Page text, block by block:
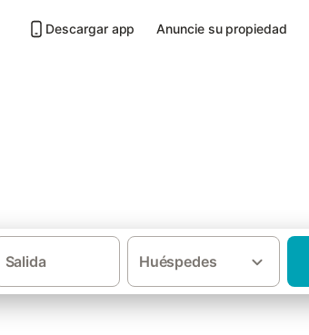
Descargar app Anuncie su propiedad
Salida Huéspedes